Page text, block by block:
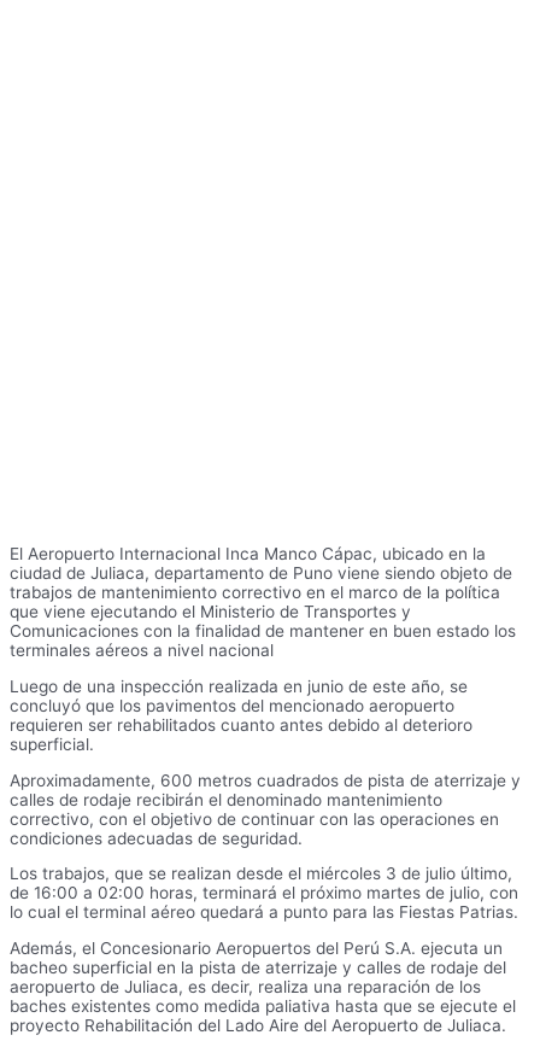
El Aeropuerto Internacional Inca Manco Cápac, ubicado en la
ciudad de Juliaca, departamento de Puno viene siendo objeto de
trabajos de mantenimiento correctivo en el marco de la política
que viene ejecutando el Ministerio de Transportes y
Comunicaciones con la finalidad de mantener en buen estado los
terminales aéreos a nivel nacional
Luego de una inspección realizada en junio de este año, se
concluyó que los pavimentos del mencionado aeropuerto
requieren ser rehabilitados cuanto antes debido al deterioro
superficial.
Aproximadamente, 600 metros cuadrados de pista de aterrizaje y
calles de rodaje recibirán el denominado mantenimiento
correctivo, con el objetivo de continuar con las operaciones en
condiciones adecuadas de seguridad.
Los trabajos, que se realizan desde el miércoles 3 de julio último,
de 16:00 a 02:00 horas, terminará el próximo martes de julio, con
lo cual el terminal aéreo quedará a punto para las Fiestas Patrias.
Además, el Concesionario Aeropuertos del Perú S.A. ejecuta un
bacheo superficial en la pista de aterrizaje y calles de rodaje del
aeropuerto de Juliaca, es decir, realiza una reparación de los
baches existentes como medida paliativa hasta que se ejecute el
proyecto Rehabilitación del Lado Aire del Aeropuerto de Juliaca.